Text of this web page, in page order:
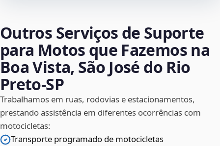
Outros Serviços de Suporte
para Motos que Fazemos na
Boa Vista, São José do Rio
Preto‑SP
Trabalhamos em ruas, rodovias e estacionamentos,
prestando assistência em diferentes ocorrências com
motocicletas:
Transporte programado de motocicletas